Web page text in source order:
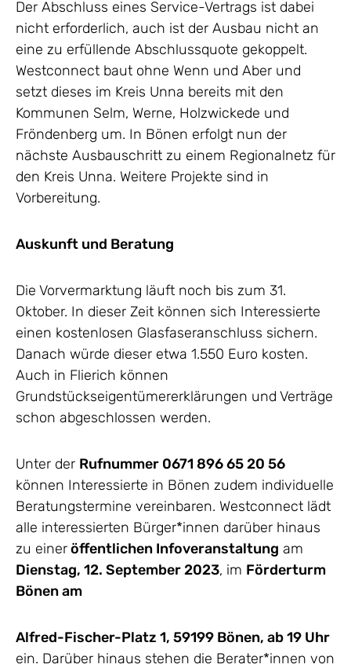
Der Abschluss eines Service-Vertrags ist dabei
nicht erforderlich, auch ist der Ausbau nicht an
eine zu erfüllende Abschlussquote gekoppelt.
Westconnect baut ohne Wenn und Aber und
setzt dieses im Kreis Unna bereits mit den
Kommunen Selm, Werne, Holzwickede und
Fröndenberg um. In Bönen erfolgt nun der
nächste Ausbauschritt zu einem Regionalnetz für
den Kreis Unna. Weitere Projekte sind in
Vorbereitung.
Auskunft und Beratung
Die Vorvermarktung läuft noch bis zum 31.
Oktober. In dieser Zeit können sich Interessierte
einen kostenlosen Glasfaseranschluss sichern.
Danach würde dieser etwa 1.550 Euro kosten.
Auch in Flierich können
Grundstückseigentümererklärungen und Verträge
schon abgeschlossen werden.
Unter der Rufnummer 0671 896 65 20 56
können Interessierte in Bönen zudem individuelle
Beratungstermine vereinbaren. Westconnect lädt
alle interessierten Bürger*innen darüber hinaus
zu eineröffentlichen Infoveranstaltung am
Dienstag, 12. September 2023, im Förderturm
Bönen am
Alfred-Fischer-Platz 1, 59199 Bönen, ab 19 Uhr
ein. Darüber hinaus stehen die Berater*innen von